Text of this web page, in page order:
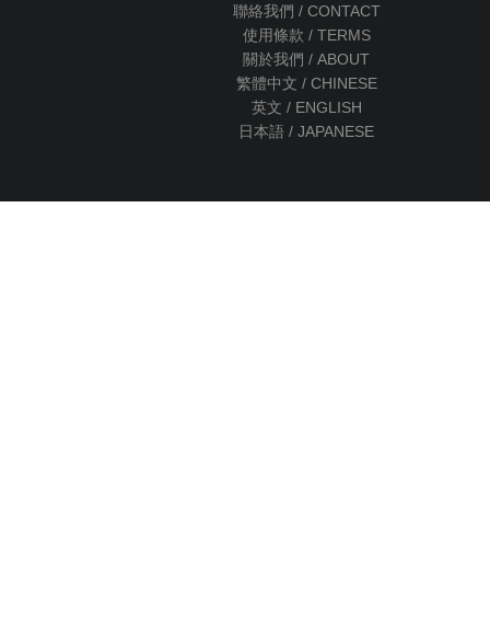
聯絡我們 / CONTACT
使用條款 / TERMS
關於我們 / ABOUT
繁體中文 / CHINESE
英文 / ENGLISH
日本語 / JAPANESE